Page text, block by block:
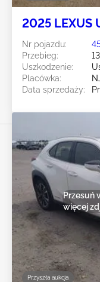
2025 LEXUS
Nr pojazdu:
Przebieg:
Uszkodzenie:
Placówka:
Data sprzedaży:
Przyszła aukcja
Przesuń
więcej